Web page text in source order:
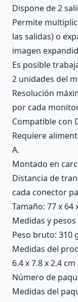
Dispone de 2
Permite
las salidas) o
imagen
Es posible
2 unidades del
Resolución
por cada
Compatible con
Requiere
A.
Montado en
Distancia de
cada conector
Tamaño: 77 x 64
Medidas y pesos
Peso bruto: 310
Medidas del
6.4 x 7.8 x 2.4 cm
Número de
Medidas del